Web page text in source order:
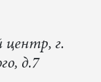
центр, г.
д.7